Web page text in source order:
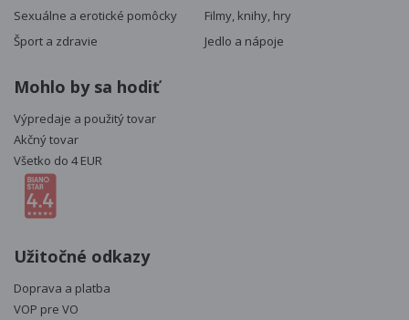
Sexuálne a erotické pomôcky
Filmy, knihy, hry
Šport a zdravie
Jedlo a nápoje
Mohlo by sa hodiť
Výpredaje a použitý tovar
Akčný tovar
Všetko do 4 EUR
Užitočné odkazy
Doprava a platba
VOP pre VO